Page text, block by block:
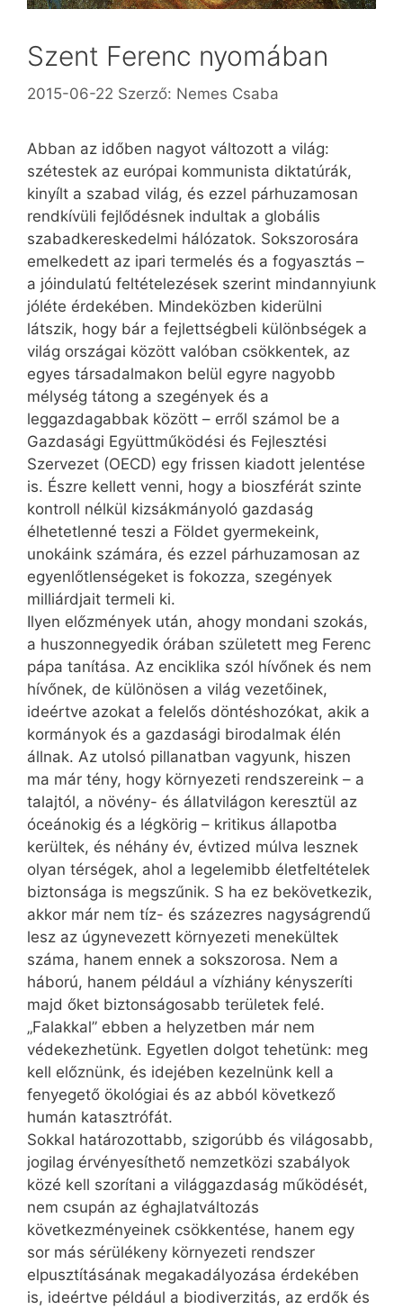
Szent Ferenc nyomában
2015-06-22 Szerző: Nemes Csaba
Abban az időben nagyot változott a világ:
szétestek az európai kommunista diktatúrák,
kinyílt a szabad világ, és ezzel párhuzamosan
rendkívüli fejlődésnek indultak a globális
szabadkereskedelmi hálózatok. Sokszorosára
emelkedett az ipari termelés és a fogyasztás –
a jóindulatú feltételezések szerint mindannyiunk
jóléte érdekében. Mindeközben kiderülni
látszik, hogy bár a fejlettségbeli különbségek a
világ országai között valóban csökkentek, az
egyes társadalmakon belül egyre nagyobb
mélység tátong a szegények és a
leggazdagabbak között – erről számol be a
Gazdasági Együttműködési és Fejlesztési
Szervezet (OECD) egy frissen kiadott jelentése
is. Észre kellett venni, hogy a bioszférát szinte
kontroll nélkül kizsákmányoló gazdaság
élhetetlenné teszi a Földet gyermekeink,
unokáink számára, és ezzel párhuzamosan az
egyenlőtlenségeket is fokozza, szegények
milliárdjait termeli ki.
Ilyen előzmények után, ahogy mondani szokás,
a huszonnegyedik órában született meg Ferenc
pápa tanítása. Az enciklika szól hívőnek és nem
hívőnek, de különösen a világ vezetőinek,
ideértve azokat a felelős döntéshozókat, akik a
kormányok és a gazdasági birodalmak élén
állnak. Az utolsó pillanatban vagyunk, hiszen
ma már tény, hogy környezeti rendszereink – a
talajtól, a növény- és állatvilágon keresztül az
óceánokig és a légkörig – kritikus állapotba
kerültek, és néhány év, évtized múlva lesznek
olyan térségek, ahol a legelemibb életfeltételek
biztonsága is megszűnik. S ha ez bekövetkezik,
akkor már nem tíz- és százezres nagyságrendű
lesz az úgynevezett környezeti menekültek
száma, hanem ennek a sokszorosa. Nem a
háború, hanem például a vízhiány kényszeríti
majd őket biztonságosabb területek felé.
„Falakkal” ebben a helyzetben már nem
védekezhetünk. Egyetlen dolgot tehetünk: meg
kell előznünk, és idejében kezelnünk kell a
fenyegető ökológiai és az abból következő
humán katasztrófát.
Sokkal határozottabb, szigorúbb és világosabb,
jogilag érvényesíthető nemzetközi szabályok
közé kell szorítani a világgazdaság működését,
nem csupán az éghajlatváltozás
következményeinek csökkentése, hanem egy
sor más sérülékeny környezeti rendszer
elpusztításának megakadályozása érdekében
is, ideértve például a biodiverzitás, az erdők és